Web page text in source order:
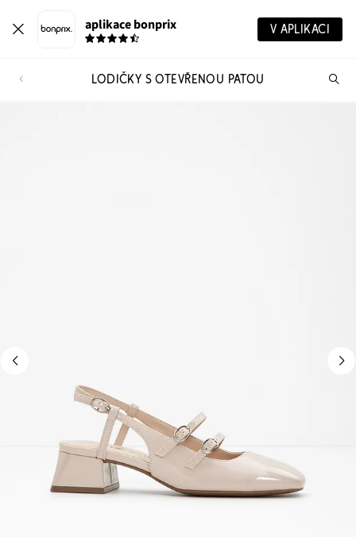
aplikace bonprix V APLIKACI
LODIČKY S OTEVŘENOU PATOU